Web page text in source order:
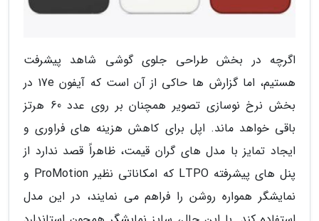
اگرچه در بخش طراحی جلوی گوشی شاهد پیشرفت
هستیم، اما گزارش ها حاکی از آن است که آیفون 17e در
بخش نرخ نوسازی تصویر همچنان بر روی عدد 60 هرتز
باقی خواهد ماند. اپل برای کاهش هزینه های فراوری و
ایجاد تمایز با مدل های گران قیمت، ظاهراً قصد ندارد از
پنل های پیشرفته LTPO که امکاناتی نظیر ProMotion و
نمایشگر همواره روشن را فراهم می نمایند، در این مدل